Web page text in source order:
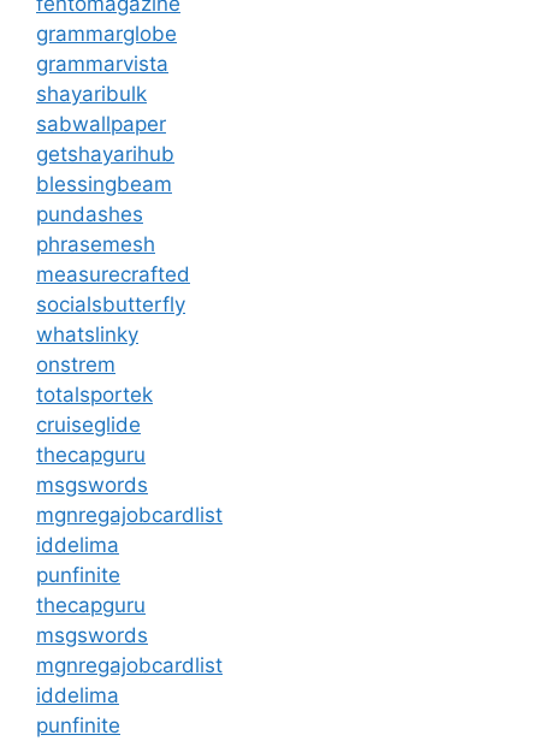
grammarglobe
grammarvista
shayaribulk
sabwallpaper
getshayarihub
blessingbeam
pundashes
phrasemesh
measurecrafted
socialsbutterfly
whatslinky
onstrem
totalsportek
cruiseglide
thecapguru
msgswords
mgnregajobcardlist
iddelima
punfinite
thecapguru
msgswords
mgnregajobcardlist
iddelima
punfinite